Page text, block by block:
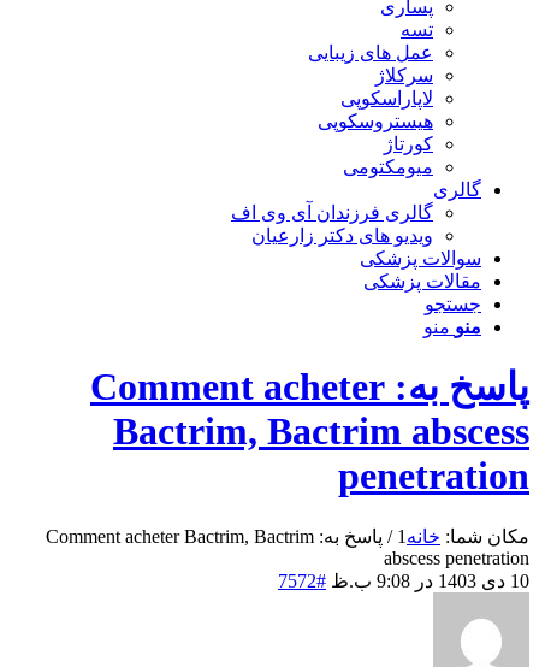
پساری
تسه
عمل های زیبایی
سرکلاژ
لاپاراسکوپی
هیستروسکوپی
کورتاژ
میومکتومی
گالری
گالری فرزندان آی وی اف
ویدیو های دکتر زارعیان
سوالات پزشکی
مقالات پزشکی
جستجو
منو منو
پاسخ به: Comment acheter
Bactrim, Bactrim abscess
penetration
مکان شما: خانه 1
/
پاسخ به: Comment acheter Bactrim, Bactrim
abscess penetration
10 دی 1403 در 9:08 ب.ظ
#7572